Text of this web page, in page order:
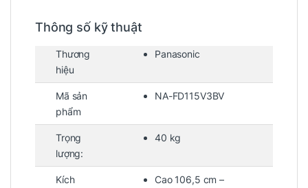
Thông số kỹ thuật
Thương
hiệu
Panasonic
Mã sản
phẩm
NA-FD115V3BV
Trọng
lượng:
40 kg
Kích
Cao 106,5 cm –